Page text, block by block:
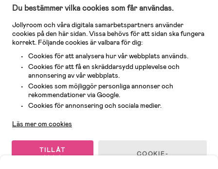
hos oss. I vårt sortiment hittar du barnvagnar, bilstolar, kläder för barn och
baby, produkter för mamman, massor av inspirerande inredning, leksaker,
varumärken så som Britax, Maxi-Cosi, Baby Jogger, BabyBjörn, Didriksons,
KidKraft, Ergobaby, Philips Avent, Neonate, Cybex, LEGO och många fler.
Välkommen in och kika runt i Nordens största barn- och babybutik på nätet!
© 2026 Jollyroom AB. Alla rättigheter reserverade.
Du bestämmer vilka cookies som får användas.
Jollyroom och våra digitala samarbetspartners använder
cookies på den här sidan. Vissa behövs för att sidan ska fungera
korrekt. Följande cookies är valbara för dig:
Cookies för att analysera hur vår webbplats används.
Cookies för att få en skräddarsydd upplevelse och
annonsering av vår webbplats.
Cookies som möjliggör personliga annonser och
rekommendationer via Google.
Cookies för annonsering och sociala medier.
Läs mer om cookies
TILLÅT
ALLA
COOKIE-